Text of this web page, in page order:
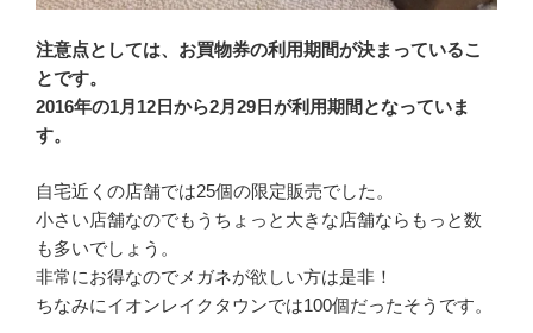
注意点としては、お買物券の利用期間が決まっているこ
とです。
2016年の1月12日から2月29日が利用期間となっていま
す。
自宅近くの店舗では25個の限定販売でした。
小さい店舗なのでもうちょっと大きな店舗ならもっと数
も多いでしょう。
非常にお得なのでメガネが欲しい方は是非！
ちなみにイオンレイクタウンでは100個だったそうです。